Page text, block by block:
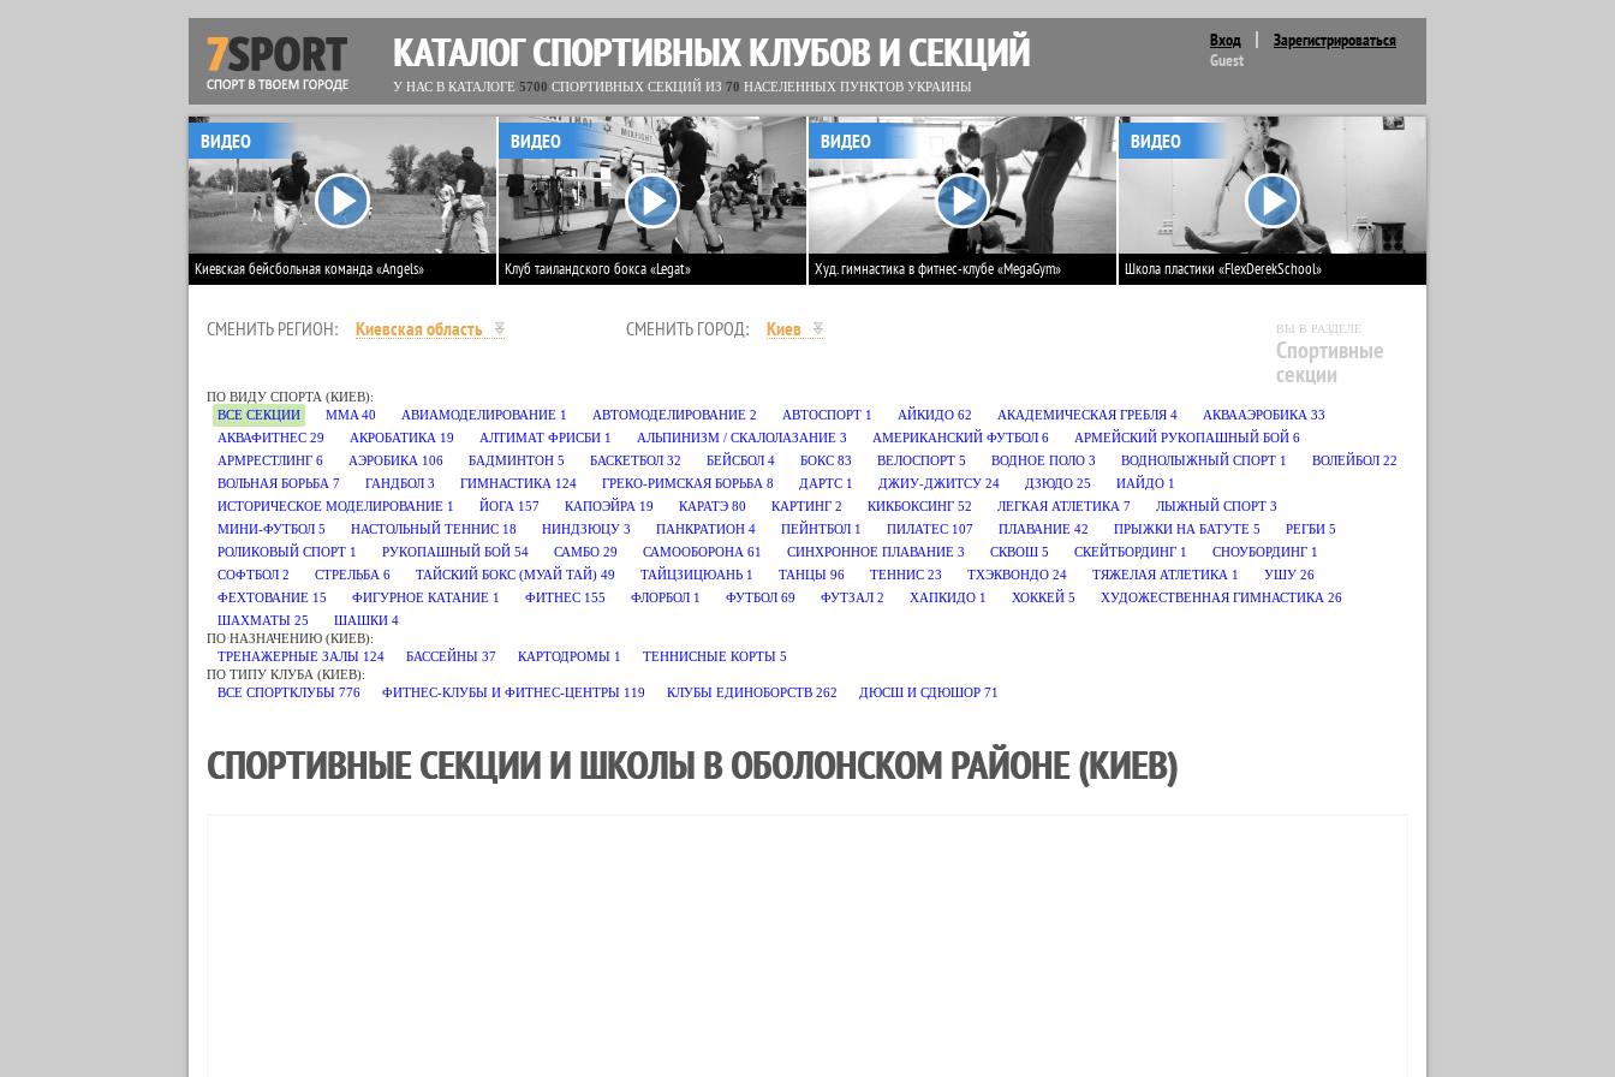
Вход
Зарегистрироваться
Guest
КАТАЛОГ СПОРТИВНЫХ КЛУБОВ И СЕКЦИЙ
У НАС В КАТАЛОГЕ 5700 СПОРТИВНЫХ СЕКЦИЙ ИЗ 70 НАСЕЛЕННЫХ ПУНКТОВ УКРАИНЫ
Киевская бейсбольная команда «Angels»
ВИДЕО
Клуб таиландского бокса «Legat»
ВИДЕО
Худ. гимнастика в фитнес-клубе «MegaGym»
ВИДЕО
Школа пластики «FlexDerekSchool»
ВИДЕО
СМЕНИТЬ РЕГИОН: Киевская область СМЕНИТЬ ГОРОД: Киев ВЫ В РАЗДЕЛЕ
Спортивные
секции
ПО ВИДУ СПОРТА (КИЕВ):
ВСЕ СЕКЦИИ
MMA 40 АВИАМОДЕЛИРОВАНИЕ 1 АВТОМОДЕЛИРОВАНИЕ 2 АВТОСПОРТ 1 АЙКИДО 62 АКАДЕМИЧЕСКАЯ ГРЕБЛЯ 4 АКВААЭРОБИКА 33
АКВАФИТНЕС 29 АКРОБАТИКА 19 АЛТИМАТ ФРИСБИ 1 АЛЬПИНИЗМ / СКАЛОЛАЗАНИЕ 3 АМЕРИКАНСКИЙ ФУТБОЛ 6 АРМЕЙСКИЙ РУКОПАШНЫЙ БОЙ 6
АРМРЕСТЛИНГ 6 АЭРОБИКА 106 БАДМИНТОН 5 БАСКЕТБОЛ 32 БЕЙСБОЛ 4 БОКС 83 ВЕЛОСПОРТ 5 ВОДНОЕ ПОЛО 3 ВОДНОЛЫЖНЫЙ СПОРТ 1 ВОЛЕЙБОЛ 22
ВОЛЬНАЯ БОРЬБА 7 ГАНДБОЛ 3 ГИМНАСТИКА 124 ГРЕКО-РИМСКАЯ БОРЬБА 8 ДАРТС 1 ДЖИУ-ДЖИТСУ 24 ДЗЮДО 25 ИАЙДО 1
ИСТОРИЧЕСКОЕ МОДЕЛИРОВАНИЕ 1 ЙОГА 157 КАПОЭЙРА 19 КАРАТЭ 80 КАРТИНГ 2 КИКБОКСИНГ 52 ЛЕГКАЯ АТЛЕТИКА 7 ЛЫЖНЫЙ СПОРТ 3
МИНИ-ФУТБОЛ 5 НАСТОЛЬНЫЙ ТЕННИС 18 НИНДЗЮЦУ 3 ПАНКРАТИОН 4 ПЕЙНТБОЛ 1 ПИЛАТЕС 107 ПЛАВАНИЕ 42 ПРЫЖКИ НА БАТУТЕ 5 РЕГБИ 5
РОЛИКОВЫЙ СПОРТ 1 РУКОПАШНЫЙ БОЙ 54 САМБО 29 САМООБОРОНА 61 СИНХРОННОЕ ПЛАВАНИЕ 3 СКВОШ 5 СКЕЙТБОРДИНГ 1 СНОУБОРДИНГ 1
СОФТБОЛ 2 СТРЕЛЬБА 6 ТАЙСКИЙ БОКС (МУАЙ ТАЙ) 49 ТАЙЦЗИЦЮАНЬ 1 ТАНЦЫ 96 ТЕННИС 23 ТХЭКВОНДО 24 ТЯЖЕЛАЯ АТЛЕТИКА 1 УШУ 26
ФЕХТОВАНИЕ 15 ФИГУРНОЕ КАТАНИЕ 1 ФИТНЕС 155 ФЛОРБОЛ 1 ФУТБОЛ 69 ФУТЗАЛ 2 ХАПКИДО 1 ХОККЕЙ 5 ХУДОЖЕСТВЕННАЯ ГИМНАСТИКА 26
ШАХМАТЫ 25 ШАШКИ 4
ПО НАЗНАЧЕНИЮ (КИЕВ):
ТРЕНАЖЕРНЫЕ ЗАЛЫ 124 БАССЕЙНЫ 37 КАРТОДРОМЫ 1 ТЕННИСНЫЕ КОРТЫ 5
ПО ТИПУ КЛУБА (КИЕВ):
ВСЕ СПОРТКЛУБЫ 776 ФИТНЕС-КЛУБЫ И ФИТНЕС-ЦЕНТРЫ 119 КЛУБЫ ЕДИНОБОРСТВ 262 ДЮСШ И СДЮШОР 71
СПОРТИВНЫЕ СЕКЦИИ И ШКОЛЫ В ОБОЛОНСКОМ РАЙОНЕ (КИЕВ)